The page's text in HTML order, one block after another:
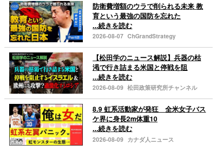
防衛費増額のウラで削られる未来 教
育という最強の国防を忘れた
...続きを読む
2026-08-07 ChGrandStrategy
【松田学のニュース解説】兵器の枯
渇で行き詰まる米国と停戦を阻
...続きを読む
2026-08-09 松田政策研究所チャンネル
8.9 虹系活動家が発狂 全米女子バス
ケ界に身長2m体重10
...続きを読む
2026-08-09 カナダ人ニュース